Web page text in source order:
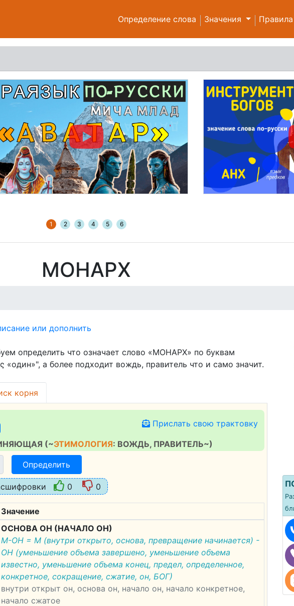
Определение слова Значения Правила
1 2 3 4 5 6
МОНАРХ
или дополнить
определить что означает слово «МОНАРХ» по буквам
«один»", а более подходит вождь, правитель что и само значит.
корня
Прислать свою трактовку
(~ЭТИМОЛОГИЯ: ВОЖДЬ, ПРАВИТЕЛЬ~)
Определить
0 0
Значение
ОСНОВА ОН (НАЧАЛО ОН)
М-ОН = М (внутри открыто, основа, превращение начинается) -
ОН (уменьшение объема завершено, уменьшение объема
известно, уменьшение объема конец, предел, определенное,
конкретное, сокращение, сжатие, он, БОГ)
внутри открыт он, основа он, начало он, начало конкретное,
начало сжатое